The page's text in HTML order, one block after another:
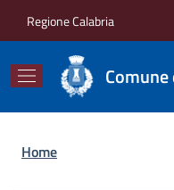
Regione Calabria
Comune
Briciole di
Home